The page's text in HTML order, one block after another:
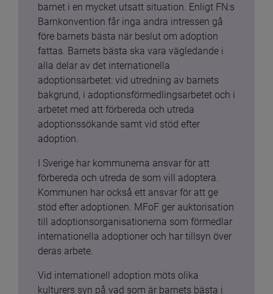
barnet i en mycket utsatt situation. Enligt FN:s
Barnkonvention får inga andra intressen gå
före barnets bästa när beslut om adoption
fattas. Barnets bästa ska vara vägledande i
alla delar av det internationella
adoptionsarbetet: vid utredning av barnets
bakgrund, i adoptionsförmedlingsarbetet och i
arbetet med att förbereda och utreda
adoptionssökande samt vid stöd efter
adoption.
I Sverige har kommunerna ansvar för att
förbereda och utreda de som vill adoptera.
Kommunen har också ett ansvar för att ge
stöd efter adoptionen. MFoF ger auktorisation
till adoptionsorganisationerna som förmedlar
internationella adoptioner och har tillsyn över
deras arbete.
Vid internationell adoption möts olika
kulturers syn på vad som är barnets bästa i